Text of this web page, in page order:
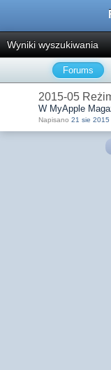
Wyniki wyszukiwania
Forums
2015-05
W MyApple
Napisano 21 sie 2015